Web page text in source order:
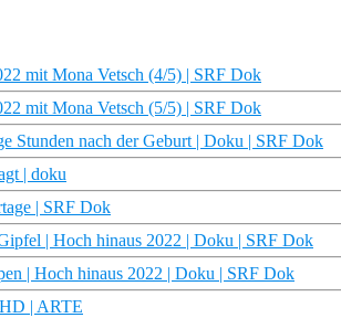
mit Mona Vetsch (4/5) | SRF Dok
mit Mona Vetsch (5/5) | SRF Dok
Stunden nach der Geburt | Doku | SRF Dok
| doku
| SRF Dok
| Hoch hinaus 2022 | Doku | SRF Dok
| Hoch hinaus 2022 | Doku | SRF Dok
| ARTE